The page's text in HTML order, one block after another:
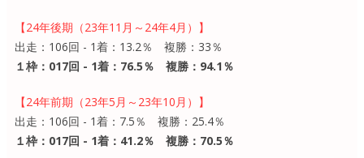
【24年後期（23年11月～24年4月）】
出走：106回 - 1着：13.2％ 複勝：33％
１枠：017回 - 1着：76.5％ 複勝：94.1％
【24年前期（23年5月～23年10月）】
出走：106回 - 1着：7.5％ 複勝：25.4％
１枠：017回 - 1着：41.2％ 複勝：70.5％